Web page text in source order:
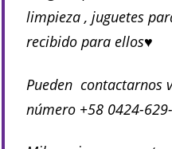
limpieza , juguetes
recibido para ellos♥️
Pueden contactarnos
número +58 0424-